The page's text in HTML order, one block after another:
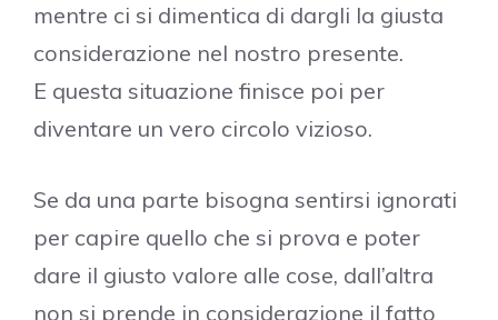
mentre ci si dimentica di dargli la giusta
considerazione nel nostro presente.
E questa situazione finisce poi per
diventare un vero circolo vizioso.
Se da una parte bisogna sentirsi ignorati
per capire quello che si prova e poter
dare il giusto valore alle cose, dall’altra
non si prende in considerazione il fatto